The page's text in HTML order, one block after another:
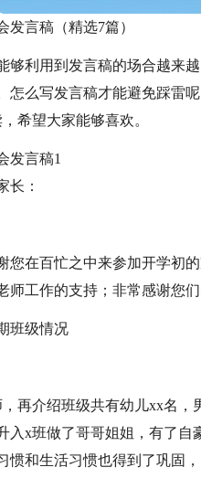
发言稿（精选7篇）
够利用到发言稿的场合越来
怎么写发言稿才能避免踩雷
希望大家能够喜欢。
言稿1
长：
您在百忙之中来参加开学初
师工作的支持；非常感谢您们
班级情况
再介绍班级共有幼儿xx名
入x班做了哥哥姐姐，有了
惯和生活习惯也得到了巩固